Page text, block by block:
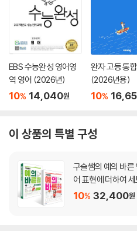
EBS 수능완성 영어영
역 영어 (2026년)
10% 14,040원
완자 고등 통
(2026년용)
10%
이 상품의 특별 구성
구슬쌤의 예의 바
어 표현에 더하여
10% 32,400원